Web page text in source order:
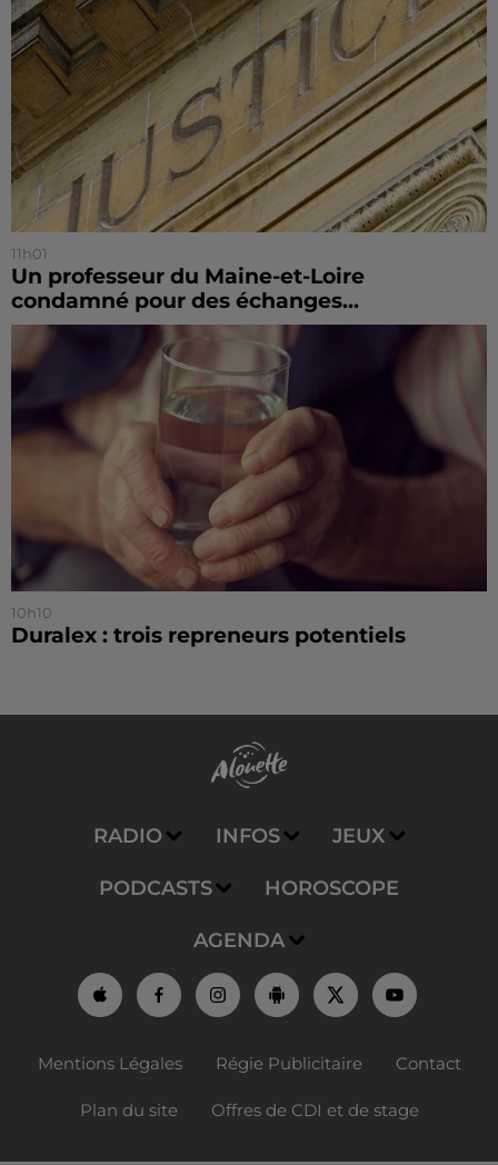
11h01
Un professeur du Maine-et-Loire
condamné pour des échanges...
10h10
Duralex : trois repreneurs potentiels
RADIO INFOS JEUX
PODCASTS HOROSCOPE
AGENDA
Mentions Légales Régie Publicitaire Contact
Plan du site Offres de CDI et de stage